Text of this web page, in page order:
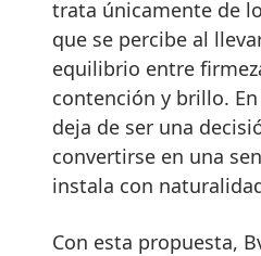
trata únicamente de
que se percibe al
equilibrio entre
contención y brillo.
deja de ser una
convertirse en una
instala con
Con esta propuesta,